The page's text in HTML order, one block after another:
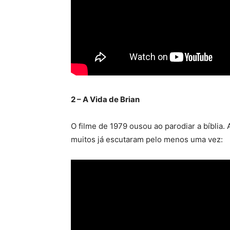
2 – A Vida de Brian
O filme de 1979 ousou ao parodiar a
muitos já escutaram pelo menos uma vez: